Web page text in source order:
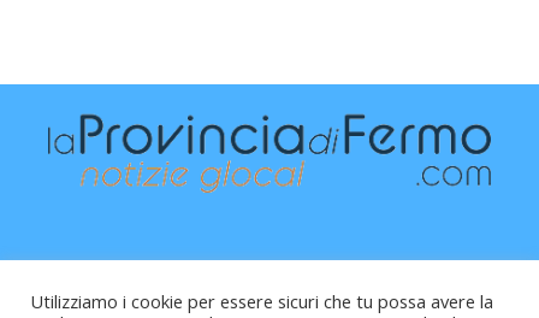
Utilizziamo i cookie per essere sicuri che tu possa avere la